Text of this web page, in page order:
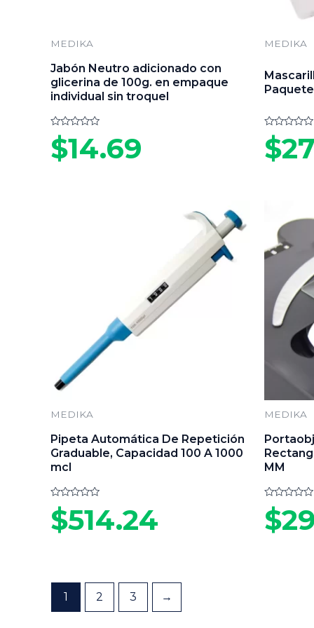
MEDIKA
Jabón Neutro adicionado con
glicerina de 100g. en empaque
individual sin troquel
Valorado
en
0
de
$14.69
MEDIKA
Valorado
en
0
de
$
MEDIKA
Pipeta Automática De Repetición
Graduable, Capacidad 100 A 1000
mcl
Valorado
en
0
de
$514.24
MEDIKA
MM
Valorado
en
0
de
$
1 2 3 →